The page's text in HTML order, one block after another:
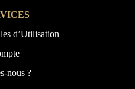
d’Utilisation
nous ?